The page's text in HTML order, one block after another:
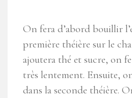
On fera d’abord bouillir
première théière sur le
ajoutera thé et sucre, on
très lentement. Ensuite,
dans la seconde théière.